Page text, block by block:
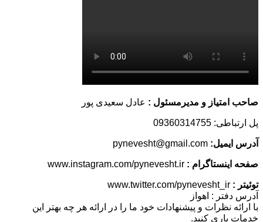
صاحب امتیاز و مدیرمسئول : عادل سعیدی پور
پل ارتباطی: 09360314755
آدرس ایمیل:
صفحه اینستاگرام :
توئیتر :
آدرس دفتر : اهواز
با ارائه نظرات و پیشنهادات خود ما را در ارائه هر چه بهتر این
خدمات یاری کنید.